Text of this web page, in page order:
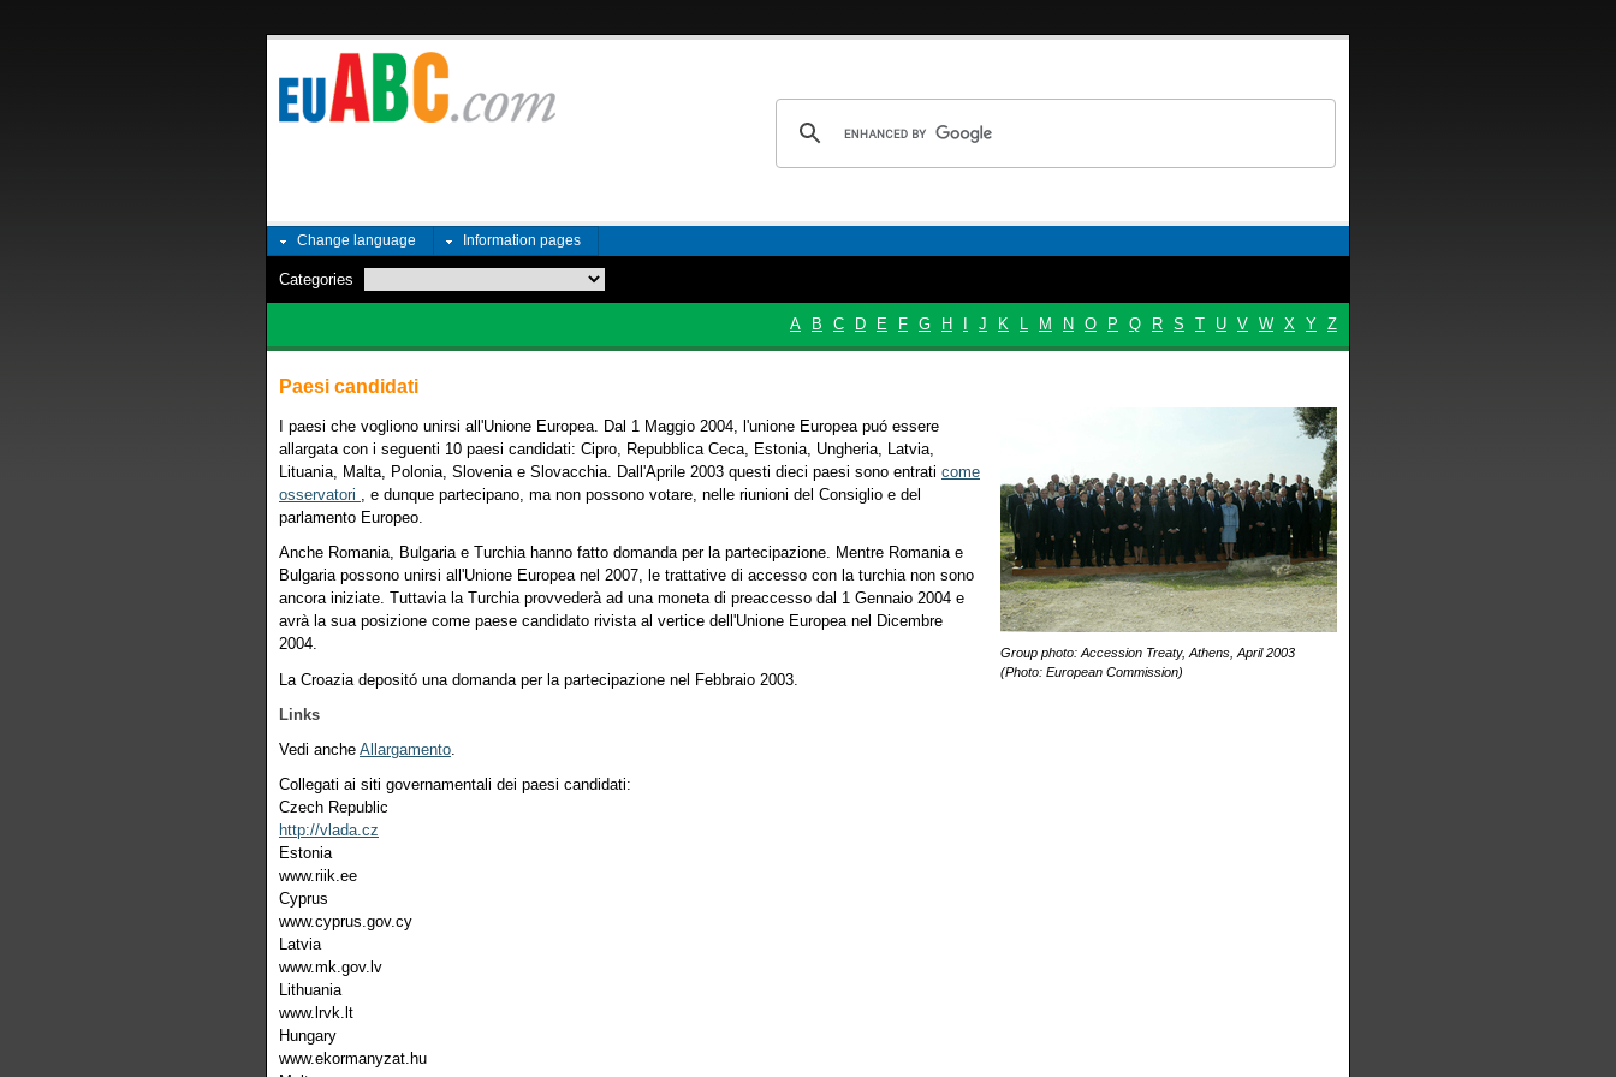
Change language Information pages
Categories
A B C D E F G H J K L M N O P Q R S T U V W X Y Z
Paesi candidati
Group photo: Accession Treaty, Athens, April 2003
(Photo: European Commission)
I paesi che vogliono unirsi all'Unione Europea. Dal 1 Maggio 2004, l'unione Europea puó essere
allargata con i seguenti 10 paesi candidati: Cipro, Repubblica Ceca, Estonia, Ungheria, Latvia,
Lituania, Malta, Polonia, Slovenia e Slovacchia. Dall'Aprile 2003 questi dieci paesi sono entrati come
osservatori , e dunque partecipano, ma non possono votare, nelle riunioni del Consiglio e del
parlamento Europeo.
Anche Romania, Bulgaria e Turchia hanno fatto domanda per la partecipazione. Mentre Romania e
Bulgaria possono unirsi all'Unione Europea nel 2007, le trattative di accesso con la turchia non sono
ancora iniziate. Tuttavia la Turchia provvederà ad una moneta di preaccesso dal 1 Gennaio 2004 e
avrà la sua posizione come paese candidato rivista al vertice dell'Unione Europea nel Dicembre
2004.
La Croazia depositó una domanda per la partecipazione nel Febbraio 2003.
Links
Vedi anche Allargamento.
Collegati ai siti governamentali dei paesi candidati:
Czech Republic
http://vlada.cz
Estonia
www.riik.ee
Cyprus
www.cyprus.gov.cy
Latvia
www.mk.gov.lv
Lithuania
www.lrvk.lt
Hungary
www.ekormanyzat.hu